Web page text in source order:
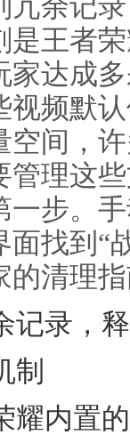
是王者
家达成
视频默
空间，
管理这
一步。
找到“
的清理
记录，
制
耀内置